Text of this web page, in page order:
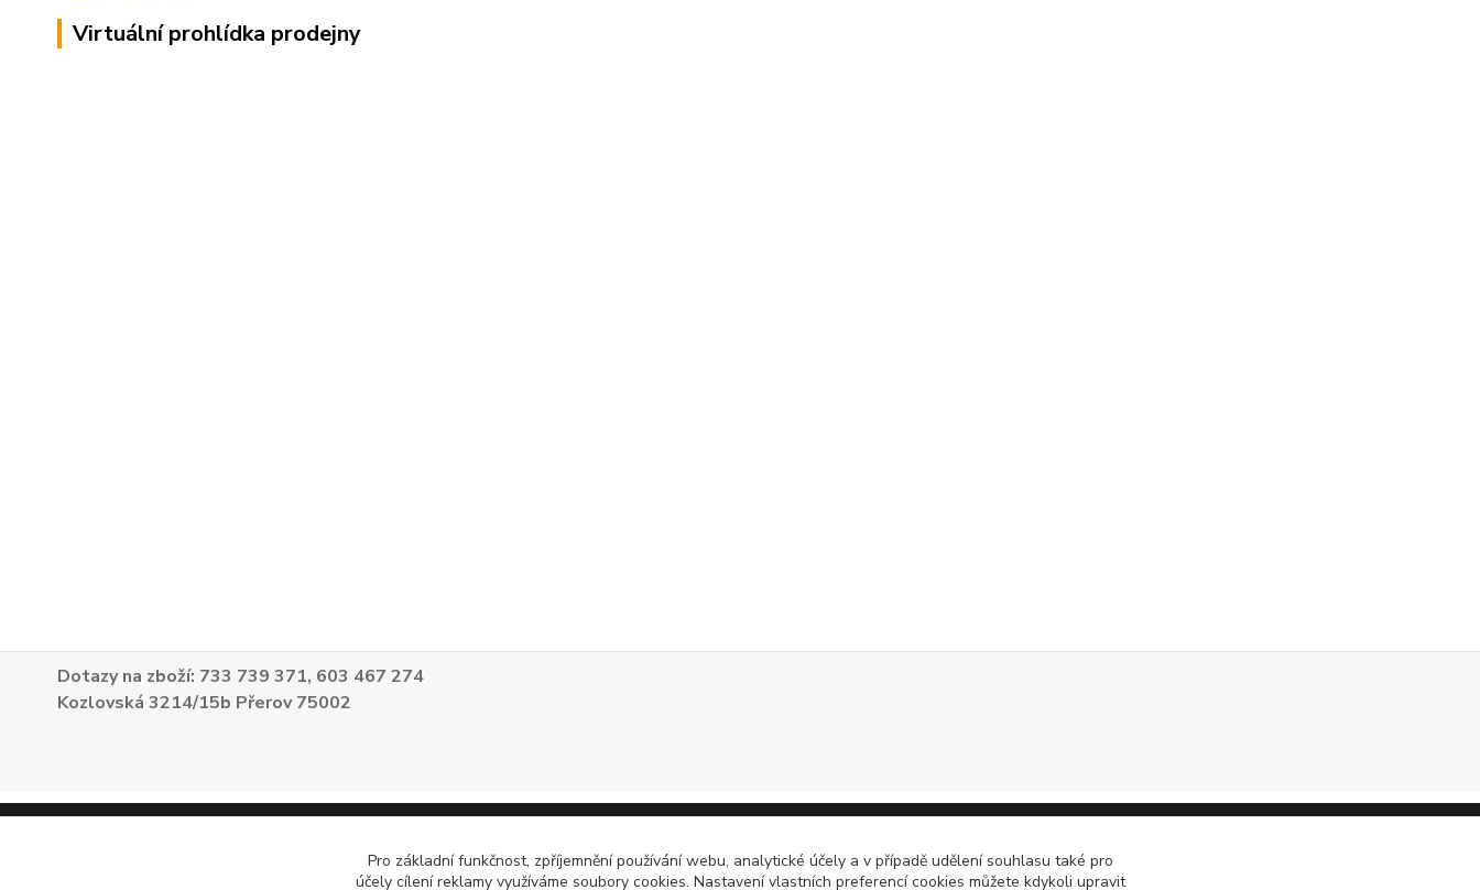
Virtuální prohlídka prodejny
Dotazy na zboží: 733 739 371, 603 467 274
Kozlovská 3214/15b Přerov 75002
Pro základní funkčnost, zpříjemnění používání webu, analytické účely a v případě udělení souhlasu také pro
účely cílení reklamy využíváme soubory cookies. Nastavení vlastních preferencí cookies můžete kdykoli upravit